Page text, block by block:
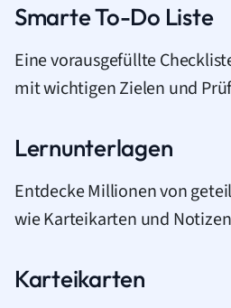
Smarte To-Do Liste
Eine vorausgefüllte
mit wichtigen Zielen und
Lernunterlagen
Entdecke Millionen von
wie Karteikarten und
Karteikarten